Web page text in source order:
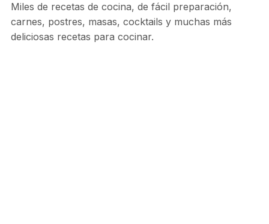
Miles de recetas de cocina, de fácil preparación,
carnes, postres, masas, cocktails y muchas más
deliciosas recetas para cocinar.